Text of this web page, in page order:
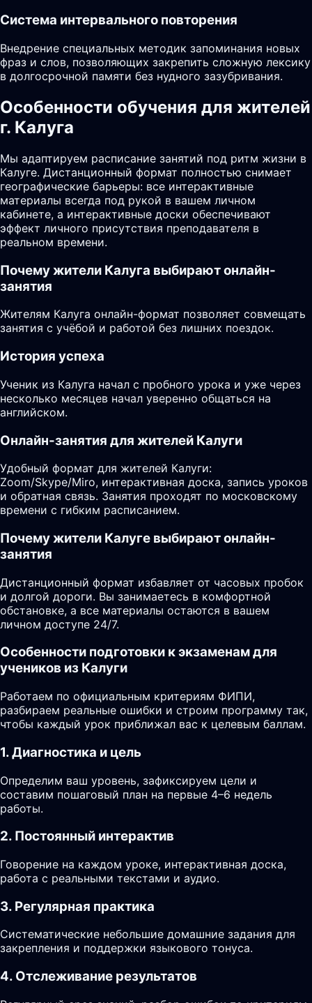
Система интервального повторения
Внедрение специальных методик запоминания новых
фраз и слов, позволяющих закрепить сложную лексику
в долгосрочной памяти без нудного зазубривания.
Особенности обучения для жителей
г. Калуга
Мы адаптируем расписание занятий под ритм жизни в
Калуге. Дистанционный формат полностью снимает
географические барьеры: все интерактивные
материалы всегда под рукой в вашем личном
кабинете, а интерактивные доски обеспечивают
эффект личного присутствия преподавателя в
реальном времени.
Почему жители Калуга выбирают онлайн-
занятия
Жителям Калуга онлайн-формат позволяет совмещать
занятия с учёбой и работой без лишних поездок.
История успеха
Ученик из Калуга начал с пробного урока и уже через
несколько месяцев начал уверенно общаться на
английском.
Онлайн-занятия для жителей Калуги
Удобный формат для жителей Калуги:
Zoom/Skype/Miro, интерактивная доска, запись уроков
и обратная связь. Занятия проходят по московскому
времени с гибким расписанием.
Почему жители Калуге выбирают онлайн-
занятия
Дистанционный формат избавляет от часовых пробок
и долгой дороги. Вы занимаетесь в комфортной
обстановке, а все материалы остаются в вашем
личном доступе 24/7.
Особенности подготовки к экзаменам для
учеников из Калуги
Работаем по официальным критериям ФИПИ,
разбираем реальные ошибки и строим программу так,
чтобы каждый урок приближал вас к целевым баллам.
1. Диагностика и цель
Определим ваш уровень, зафиксируем цели и
составим пошаговый план на первые 4–6 недель
работы.
2. Постоянный интерактив
Говорение на каждом уроке, интерактивная доска,
работа с реальными текстами и аудио.
3. Регулярная практика
Систематические небольшие домашние задания для
закрепления и поддержки языкового тонуса.
4. Отслеживание результатов